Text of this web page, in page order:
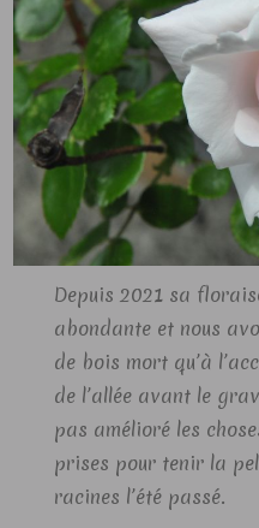
Depuis 2021 sa
abondante et nous
de bois mort qu’à
de l’allée avant le
pas amélioré les
prises pour tenir la
racines l’été passé.